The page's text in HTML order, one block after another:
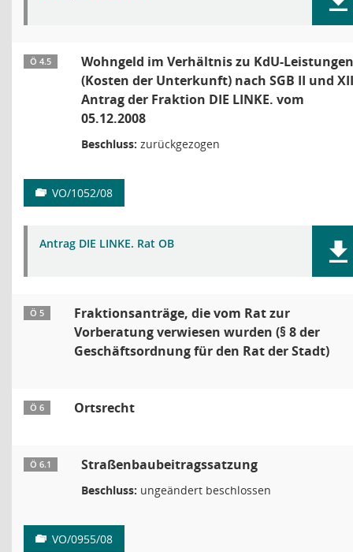
Ö 4.5
Wohngeld im Verhältnis zu KdU-Leistungen
(Kosten der Unterkunft) nach SGB II und XII
Antrag der Fraktion DIE LINKE. vom
05.12.2008
Beschluss: zurückgezogen
VO/1052/08
Antrag DIE LINKE. Rat OB
Ö 5
Fraktionsanträge, die vom Rat zur
Vorberatung verwiesen wurden (§ 8 der
Geschäftsordnung für den Rat der Stadt)
Ö 6 Ortsrecht
Ö 6.1 Straßenbaubeitragssatzung
Beschluss: ungeändert beschlossen
VO/0955/08